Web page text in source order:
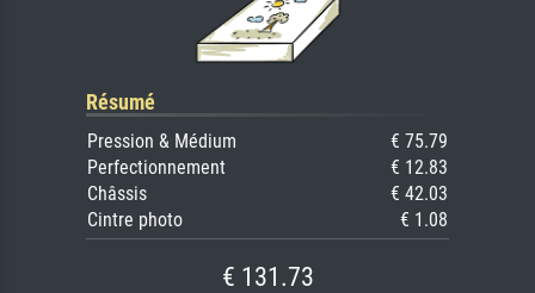
Résumé
Pression & Médium
€ 75.79
Perfectionnement
€ 12.83
Châssis
€ 42.03
Cintre photo
€ 1.08
€ 131.73